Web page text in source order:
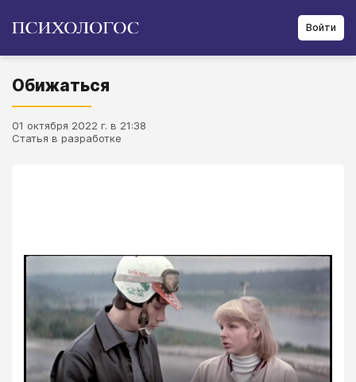
Войти
Обижаться
01 октября 2022 г. в 21:38
Статья в разработке